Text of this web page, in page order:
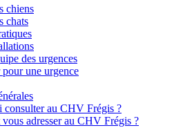
chiens
chats
des urgences
une urgence
consulter au CHV Frégis ?
adresser au CHV Frégis ?